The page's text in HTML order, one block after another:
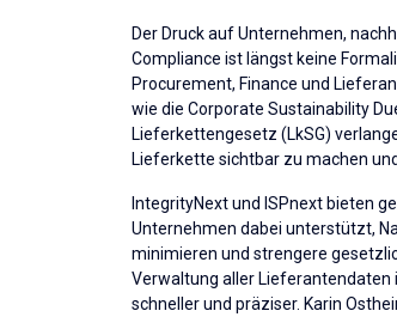
Der Druck auf Unternehmen,
Compliance ist längst keine
Procurement, Finance und
wie die Corporate Sustainability
Lieferkettengesetz (LkSG)
Lieferkette sichtbar zu machen
IntegrityNext und ISPnext bieten
Unternehmen dabei unterstützt,
minimieren und strengere
Verwaltung aller Lieferantendaten
schneller und präziser. Karin